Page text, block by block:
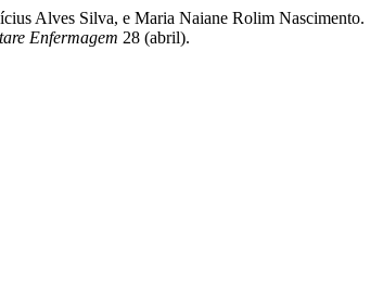
Alves Silva, e Maria Naiane Rolim Nascimento.
Enfermagem 28 (abril).